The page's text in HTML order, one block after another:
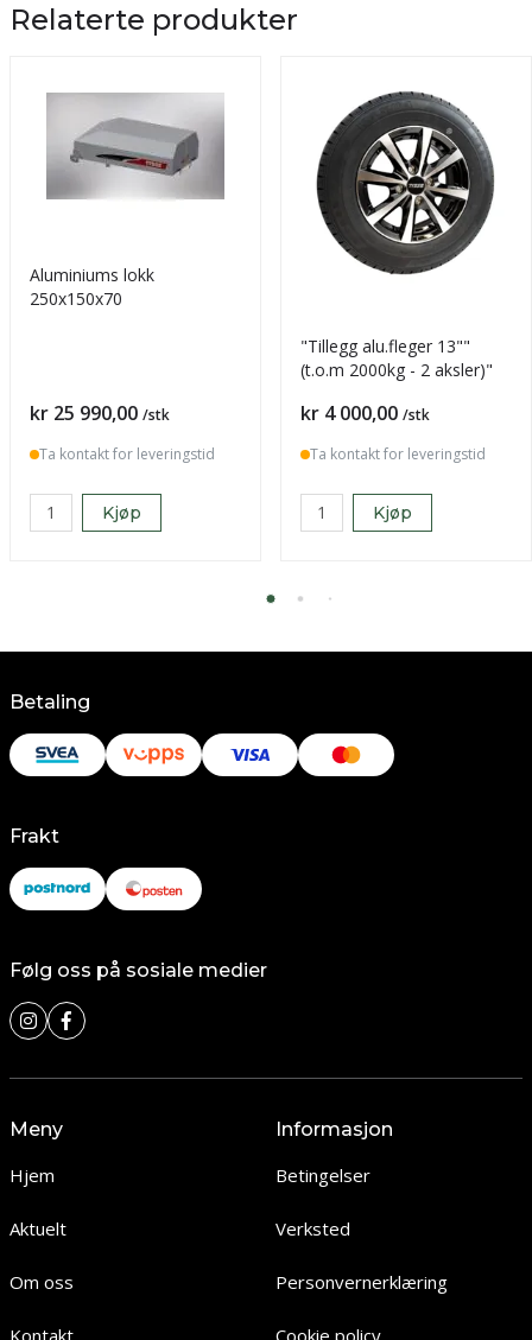
Relaterte produkter
Aluminiums lokk
250x150x70
Pris
kr 25 990,00 /stk
Ta kontakt for leveringstid
Kjøp
"Tillegg alu.fleger 13""
(t.o.m 2000kg - 2 aksler)"
Pris
kr 4 000,00 /stk
Ta kontakt for leveringstid
Kjøp
Betaling
Frakt
Følg oss på sosiale medier
Meny
Hjem
Aktuelt
Om oss
Kontakt
Informasjon
Betingelser
Verksted
Personvernerklæring
Cookie policy